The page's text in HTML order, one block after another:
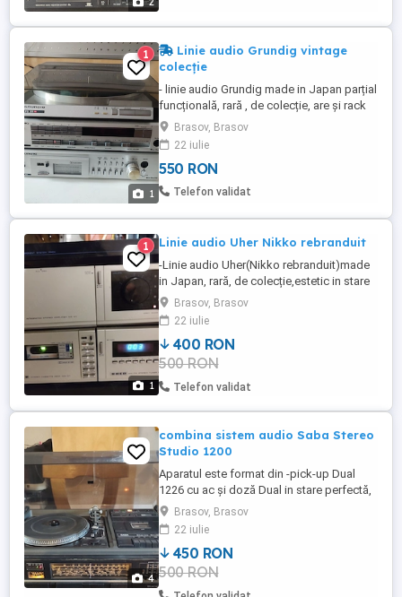
1
1
Linie audio Grundig vintage
colecție
- linie audio Grundig made in Japan parțial
funcțională, rară , de colecție, are și rack
original, estetic in stare foarte bună..
Panou frontal din aluminiu, aspect
deosebit. Pick-up turntable Grundig PS 30
(Technics rebranduit) liniar tangențial cu
transmisie pe curea, doză AT 102 EP cu ac
Brasov, Brasov
22 iulie
550 RON
Telefon validat
1
1 Linie audio Uher Nikko rebranduit
-Linie audio Uher(Nikko rebranduit)made
in Japan, rară, de colecție,estetic in stare
foarte bună, cu rack original, parțial
funcțională. Amplificator Uher MX A7 cu
probleme la un canal. Tuner Uher MX T7 in
stare foarte bună de funcționare. Tape
deck casetofon Uher MX D7 cu multiple
functii in stare foarte ...
Brasov, Brasov
22 iulie
400 RON
500 RON
Telefon validat
4
combina sistem audio Saba Stereo
Studio 1200
Aparatul este format din -pick-up Dual
1226 cu ac și doză Dual in stare perfectă,
lipsă curea. -radio in stare foarte bună de
funcționare -casetofom in stare foarte
bună de funcționare. Ca și aspect,se pot
studia pozele. Pot trimite video sau poze
suplimentare celor interesați. Se vinde
împreună sau ...
Brasov, Brasov
22 iulie
450 RON
500 RON